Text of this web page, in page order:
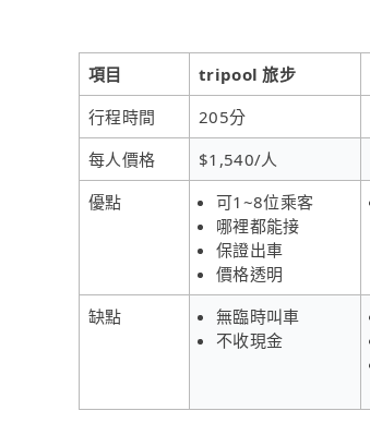
項目 tripool 旅步
行程時間
205分
每人價格
$1,540/人
優點
可1~8位乘客
哪裡都能接
保證出車
價格透明
缺點
無臨時叫車
不收現金